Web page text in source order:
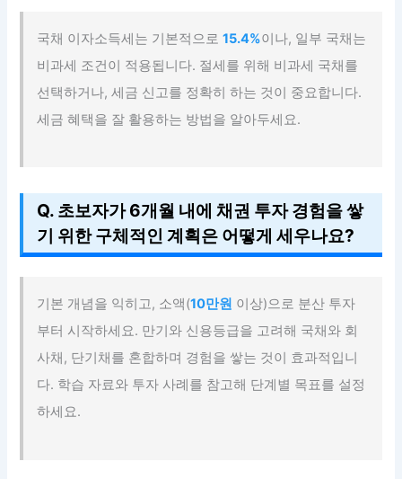
국채 이자소득세는 기본적으로15.4%이나, 일부 국채는
비과세 조건이 적용됩니다. 절세를 위해 비과세 국채를
선택하거나, 세금 신고를 정확히 하는 것이 중요합니다.
세금 혜택을 잘 활용하는 방법을 알아두세요.
Q. 초보자가 6개월 내에 채권 투자 경험을 쌓
기 위한 구체적인 계획은 어떻게 세우나요?
기본 개념을 익히고, 소액(10만원 이상)으로 분산 투자
부터 시작하세요. 만기와 신용등급을 고려해 국채와 회
사채, 단기채를 혼합하며 경험을 쌓는 것이 효과적입니
다. 학습 자료와 투자 사례를 참고해 단계별 목표를 설정
하세요.